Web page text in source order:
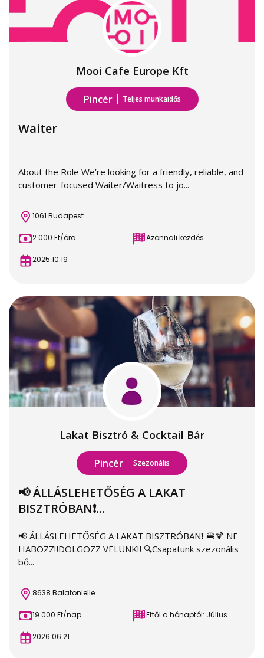
Mooi Cafe Europe Kft
Pincér Teljes munkaidős
Waiter
About the Role We’re looking for a friendly, reliable, and
customer-focused Waiter/Waitress to jo...
1061 Budapest
2 000 Ft/óra Azonnali kezdés
2025.10.19
Lakat Bisztró & Cocktail Bár
Pincér Szezonális
📢 ÁLLÁSLEHETŐSÉG A LAKAT
BISZTRÓBAN❗️...
📢 ÁLLÁSLEHETŐSÉG A LAKAT BISZTRÓBAN❗️ 🍔🍹 NE
HABOZZ‼️DOLGOZZ VELÜNK‼️ 🔍Csapatunk szezonális
bő...
8638 Balatonlelle
19 000 Ft/nap Ettől a hónaptól: Július
2026.06.21